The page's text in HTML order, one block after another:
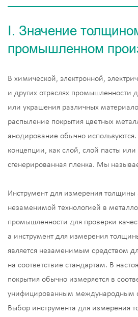
Ⅰ. Значение
промышленном
В химической, электронной,
и других отраслях промышленности
или украшения различных
распыление покрытия цветных
анодирование обычно
концепции, как слой, слой пасты
сгенерированная пленка. Мы
Инструмент для измерения толщины
незаменимой технологией в
промышленности для проверки
а инструмент для измерения
является незаменимым средством
на соответствие стандартам. В
покрытия обычно измеряется в
унифицированным международным
Выбор инструмента для измерения